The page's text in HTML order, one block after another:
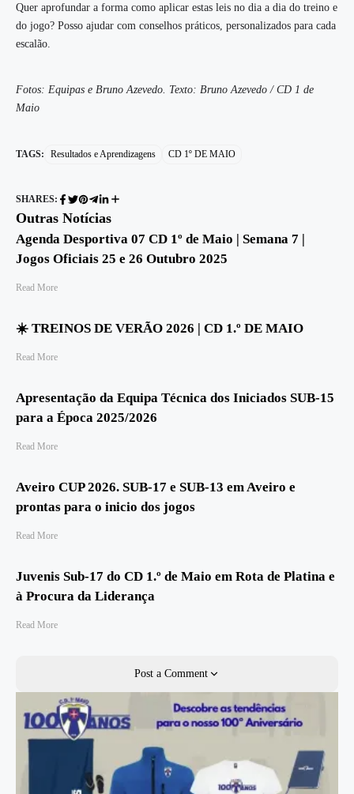
Quer aprofundar a forma como aplicar estas leis no dia a dia do treino e
do jogo? Posso ajudar com conselhos práticos, personalizados para cada
escalão.
Fotos: Equipas e Bruno Azevedo. Texto: Bruno Azevedo / CD 1 de
Maio
TAGS: Resultados e Aprendizagens CD 1º DE MAIO
SHARES:
Outras Notícias
Agenda Desportiva 07 CD 1º de Maio | Semana 7 |
Jogos Oficiais 25 e 26 Outubro 2025
Read More
☀️ TREINOS DE VERÃO 2026 | CD 1.º DE MAIO
Read More
Apresentação da Equipa Técnica dos Iniciados SUB-15
para a Época 2025/2026
Read More
Aveiro CUP 2026. SUB-17 e SUB-13 em Aveiro e
prontas para o inicio dos jogos
Read More
Juvenis Sub-17 do CD 1.º de Maio em Rota de Platina e
à Procura da Liderança
Read More
Post a Comment